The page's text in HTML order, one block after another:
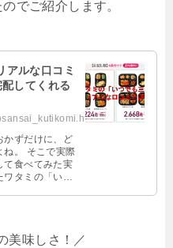
でご紹介します。
アルな口コミ
してくれる
かずだけに、ど
ね。 そこで実際
て食べてみた実
ワタミの「いつ
美味しさ！／